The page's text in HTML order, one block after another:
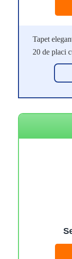
Tapet
20 de placi